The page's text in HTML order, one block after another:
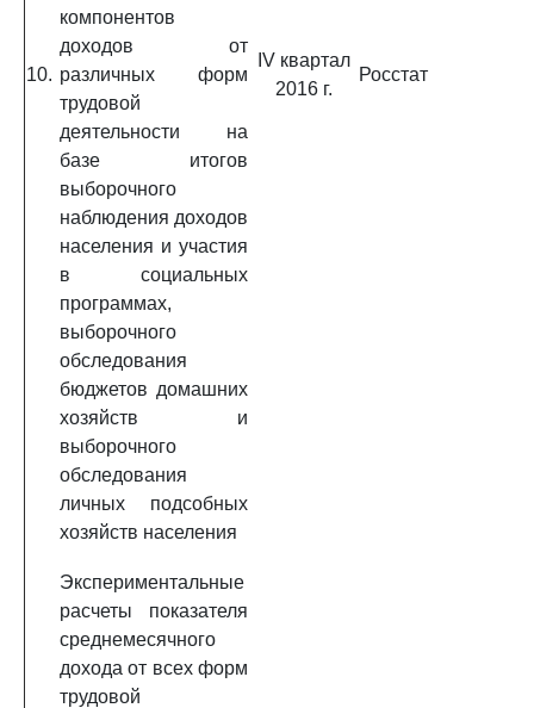
10.
компонентов
доходов от
различных форм
трудовой
деятельности на
базе итогов
выборочного
наблюдения доходов
населения и участия
в социальных
программах,
выборочного
обследования
бюджетов домашних
хозяйств и
выборочного
обследования
личных подсобных
хозяйств населения
IV квартал
2016 г.
Росстат
Экспериментальные
расчеты показателя
среднемесячного
дохода от всех форм
трудовой